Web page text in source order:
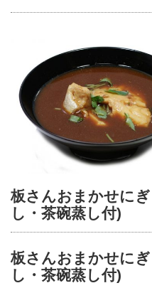
板さんおまかせに
し・茶碗蒸し付)
板さんおまかせに
し・茶碗蒸し付)